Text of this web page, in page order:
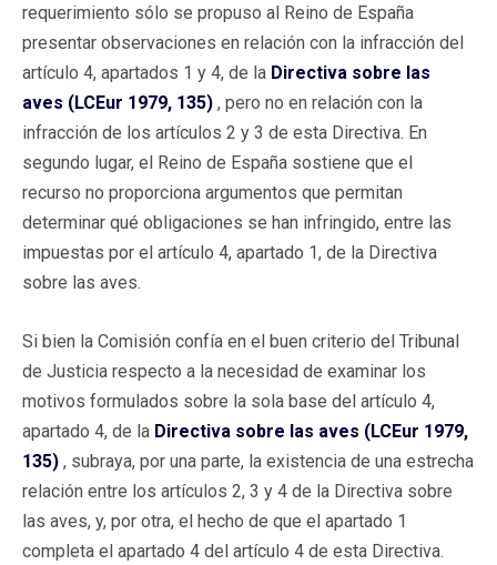
requerimiento sólo se propuso al Reino de España
presentar observaciones en relación con la infracción del
artículo 4, apartados 1 y 4, de la Directiva sobre las
aves (LCEur 1979, 135) , pero no en relación con la
infracción de los artículos 2 y 3 de esta Directiva. En
segundo lugar, el Reino de España sostiene que el
recurso no proporciona argumentos que permitan
determinar qué obligaciones se han infringido, entre las
impuestas por el artículo 4, apartado 1, de la Directiva
sobre las aves.
Si bien la Comisión confía en el buen criterio del Tribunal
de Justicia respecto a la necesidad de examinar los
motivos formulados sobre la sola base del artículo 4,
apartado 4, de la Directiva sobre las aves (LCEur 1979,
135) , subraya, por una parte, la existencia de una estrecha
relación entre los artículos 2, 3 y 4 de la Directiva sobre
las aves, y, por otra, el hecho de que el apartado 1
completa el apartado 4 del artículo 4 de esta Directiva.